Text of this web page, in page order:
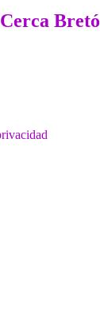
Bretó